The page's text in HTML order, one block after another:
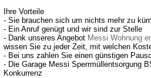
Ihre Vorteile
- Sie brauchen sich um nichts mehr zu
- Ein Anruf genügt und wir sind zur Stelle
- Dank unseres Angebot Messi Wohnung
wissen Sie zu jeder Zeit, mit welchen
- Bei uns zahlen Sie einen günstigen
- Die Garage Messi Sperrmüllentsorgung
Konkurrenz